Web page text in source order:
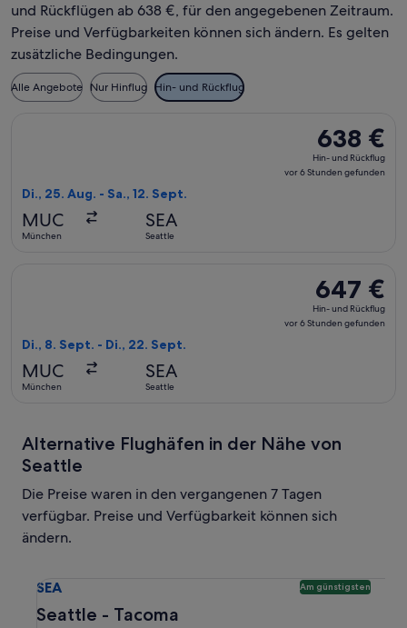
und Rückflügen ab 638 €, für den angegebenen Zeitraum.
Preise und Verfügbarkeiten können sich ändern. Es gelten
zusätzliche Bedingungen.
Alle Angebote Nur Hinflug Hin- und Rückflug
638 €
Hin-
und
638 €
Hin- und Rückflug
vor 6 Stunden gefunden
Di., 25. Aug. - Sa., 12. Sept.
MUC
München
SEA
Seattle
647 €
Hin-
und
647 €
Hin- und Rückflug
vor 6 Stunden gefunden
Di., 8. Sept. - Di., 22. Sept.
MUC
München
SEA
Seattle
Alternative Flughäfen in der Nähe von
Seattle
Die Preise waren in den vergangenen 7 Tagen
verfügbar. Preise und Verfügbarkeit können sich
ändern.
SEA Am günstigsten
Seattle - Tacoma